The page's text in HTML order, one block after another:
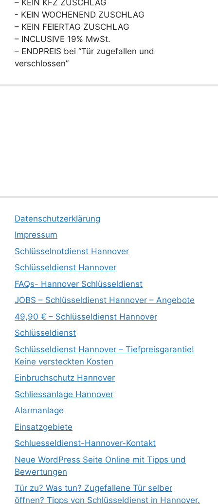
– KEIN KFZ ZUSCHLAG
- KEIN WOCHENEND ZUSCHLAG
– KEIN FEIERTAG ZUSCHLAG
– INCLUSIVE 19% MwSt.
– ENDPREIS bei “Tür zugefallen und
verschlossen”
Datenschutzerklärung
Impressum
Schlüsselnotdienst Hannover
Schlüsseldienst Hannover
FAQs- Hannover Schlüsseldienst
JOBS – Schlüsseldienst Hannover – Angebote
49,90 € – Schlüsseldienst Hannover
Schlüsseldienst
Schlüsseldienst Hannover – Tiefpreisgarantie!
Keine versteckten Kosten
Einbruchschutz Hannover
Schliessanlage Hannover
Alarmanlage
Einsatzgebiete
Schluesseldienst-Hannover-Kontakt
Neue WordPress Seite Online mit Tipps und
Bewertungen
Tür zu? Was tun? Zugefallene Tür selber
öffnen? Tipps von Schlüsseldienst in Hannover.